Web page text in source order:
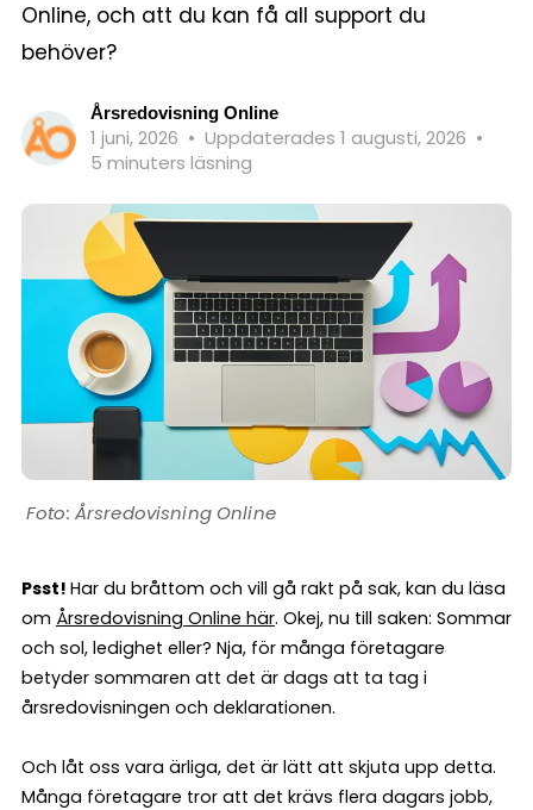
Online, och att du kan få all support du
behöver?
Årsredovisning Online
1 juni, 2026 • Uppdaterades 1 augusti, 2026 •
5 minuters läsning
Årsredovisning Online
Psst! Har du bråttom och vill gå rakt på sak, kan du läsa
om Årsredovisning Online här. Okej, nu till saken: Sommar
och sol, ledighet eller? Nja, för många företagare
betyder sommaren att det är dags att ta tag i
årsredovisningen och deklarationen.
Och låt oss vara ärliga, det är lätt att skjuta upp detta.
Många företagare tror att det krävs flera dagars jobb,